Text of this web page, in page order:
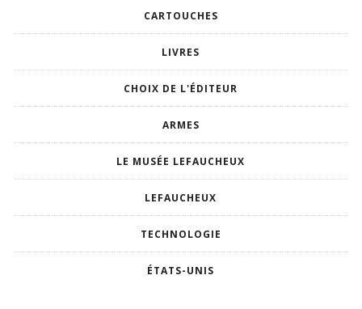
CARTOUCHES
LIVRES
CHOIX DE L'ÉDITEUR
ARMES
LE MUSÉE LEFAUCHEUX
LEFAUCHEUX
TECHNOLOGIE
ÉTATS-UNIS